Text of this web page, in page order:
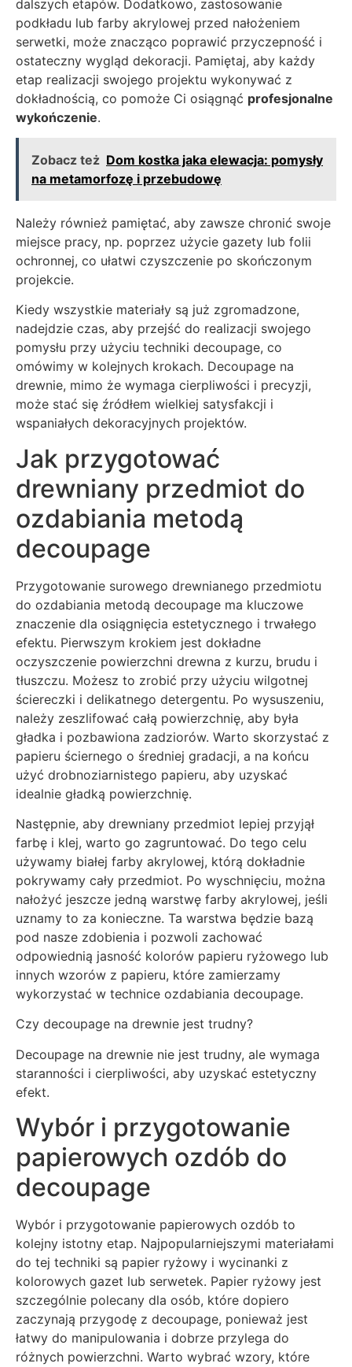
dalszych etapów. Dodatkowo, zastosowanie
podkładu lub farby akrylowej przed nałożeniem
serwetki, może znacząco poprawić przyczepność i
ostateczny wygląd dekoracji. Pamiętaj, aby każdy
etap realizacji swojego projektu wykonywać z
dokładnością, co pomoże Ci osiągnąć profesjonalne
wykończenie.
Zobacz też Dom kostka jaka elewacja: pomysły
na metamorfozę i przebudowę
Należy również pamiętać, aby zawsze chronić swoje
miejsce pracy, np. poprzez użycie gazety lub folii
ochronnej, co ułatwi czyszczenie po skończonym
projekcie.
Kiedy wszystkie materiały są już zgromadzone,
nadejdzie czas, aby przejść do realizacji swojego
pomysłu przy użyciu techniki decoupage, co
omówimy w kolejnych krokach. Decoupage na
drewnie, mimo że wymaga cierpliwości i precyzji,
może stać się źródłem wielkiej satysfakcji i
wspaniałych dekoracyjnych projektów.
Jak przygotować
drewniany przedmiot do
ozdabiania metodą
decoupage
Przygotowanie surowego drewnianego przedmiotu
do ozdabiania metodą decoupage ma kluczowe
znaczenie dla osiągnięcia estetycznego i trwałego
efektu. Pierwszym krokiem jest dokładne
oczyszczenie powierzchni drewna z kurzu, brudu i
tłuszczu. Możesz to zrobić przy użyciu wilgotnej
ściereczki i delikatnego detergentu. Po wysuszeniu,
należy zeszlifować całą powierzchnię, aby była
gładka i pozbawiona zadziorów. Warto skorzystać z
papieru ściernego o średniej gradacji, a na końcu
użyć drobnoziarnistego papieru, aby uzyskać
idealnie gładką powierzchnię.
Następnie, aby drewniany przedmiot lepiej przyjął
farbę i klej, warto go zagruntować. Do tego celu
używamy białej farby akrylowej, którą dokładnie
pokrywamy cały przedmiot. Po wyschnięciu, można
nałożyć jeszcze jedną warstwę farby akrylowej, jeśli
uznamy to za konieczne. Ta warstwa będzie bazą
pod nasze zdobienia i pozwoli zachować
odpowiednią jasność kolorów papieru ryżowego lub
innych wzorów z papieru, które zamierzamy
wykorzystać w technice ozdabiania decoupage.
Czy decoupage na drewnie jest trudny?
Decoupage na drewnie nie jest trudny, ale wymaga
staranności i cierpliwości, aby uzyskać estetyczny
efekt.
Wybór i przygotowanie
papierowych ozdób do
decoupage
Wybór i przygotowanie papierowych ozdób to
kolejny istotny etap. Najpopularniejszymi materiałami
do tej techniki są papier ryżowy i wycinanki z
kolorowych gazet lub serwetek. Papier ryżowy jest
szczególnie polecany dla osób, które dopiero
zaczynają przygodę z decoupage, ponieważ jest
łatwy do manipulowania i dobrze przylega do
różnych powierzchni. Warto wybrać wzory, które